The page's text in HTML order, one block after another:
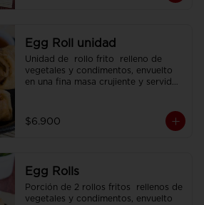
Egg Roll unidad
Unidad de  rollo frito  relleno de
vegetales y condimentos, envuelto
en una fina masa crujiente y servido
$6.900
Egg Rolls
Porción de 2 rollos fritos  rellenos de
vegetales y condimentos, envuelto